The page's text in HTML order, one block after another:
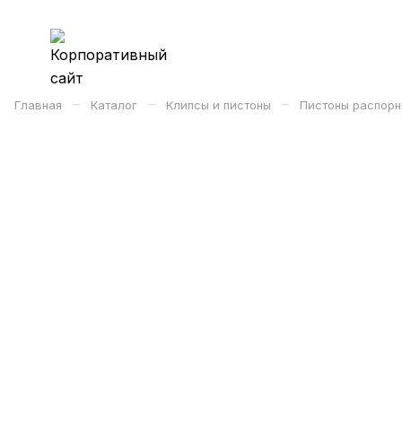
Главная – Каталог – Клипсы и пистоны – Пистоны